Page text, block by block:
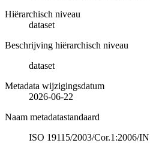
Hiërarchisch niveau
dataset
Beschrijving hiërarchisch niveau
dataset
Metadata wijzigingsdatum
2026-06-22
Naam metadatastandaard
ISO 19115/2003/Cor.1:2006/